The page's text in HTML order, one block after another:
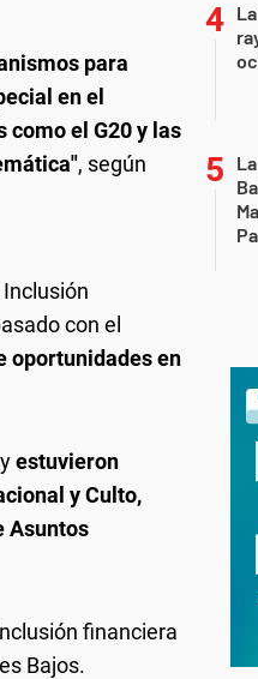
para
en el
el G20 y las
, según
con el
oportunidades en
estuvieron
y Culto,
Asuntos
financiera
Bajos.